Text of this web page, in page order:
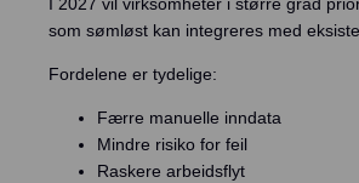
som sømløst kan integreres med
Fordelene er tydelige:
Færre manuelle inndata
Mindre risiko for feil
Raskere arbeidsflyt